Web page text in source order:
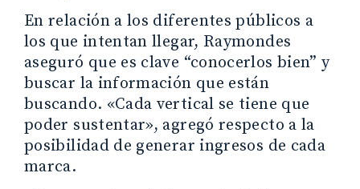
En relación a los diferentes públicos a
los que intentan llegar, Raymondes
aseguró que es clave “conocerlos bien” y
buscar la información que están
buscando. «Cada vertical se tiene que
poder sustentar», agregó respecto a la
posibilidad de generar ingresos de cada
marca.